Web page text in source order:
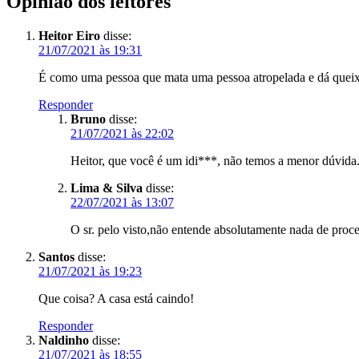
Heitor Eiro disse:
21/07/2021 às 19:31
É como uma pessoa que mata uma pessoa atropelada e dá
Responder
Bruno disse:
21/07/2021 às 22:02
Heitor, que você é um idi***, não temos a menor dúvida.
Lima & Silva disse:
22/07/2021 às 13:07
O sr. pelo visto,não entende absolutamente nada de
Santos disse:
21/07/2021 às 19:23
Que coisa? A casa está caindo!
Responder
Naldinho disse:
21/07/2021 às 18:55